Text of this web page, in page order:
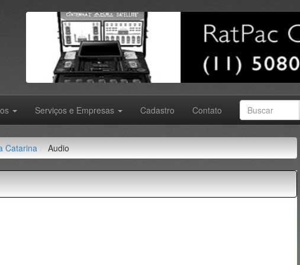
Serviços e Empresas Cadastro Contato
Catarina Audio